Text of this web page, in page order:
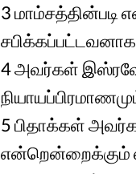
3மாம்சத்தின்படி
4அவர்கள்
5பிதாக்கள்
என்றென்றைக்கும்